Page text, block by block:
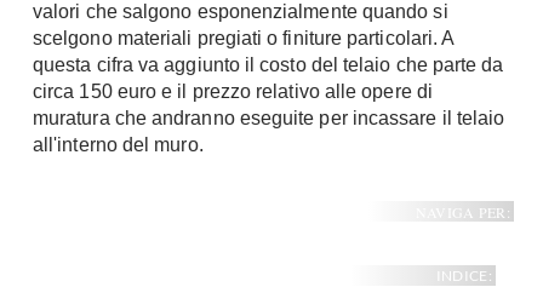
valori che salgono esponenzialmente quando si
scelgono materiali pregiati o finiture particolari. A
questa cifra va aggiunto il costo del telaio che parte da
circa 150 euro e il prezzo relativo alle opere di
muratura che andranno eseguite per incassare il telaio
all'interno del muro.
NAVIGA PER:
INDICE: